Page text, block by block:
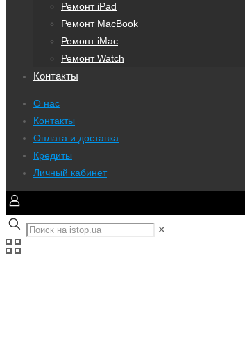
Ремонт iPad
Ремонт MacBook
Ремонт iMac
Ремонт Watch
Контакты
О нас
Контакты
Оплата и доставка
Кредиты
Личный кабинет
✕